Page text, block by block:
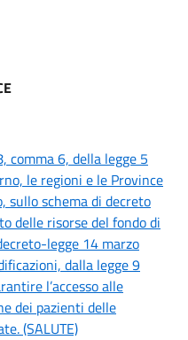
comma 6, della legge 5
le regioni e le Province
sullo schema di decreto
delle risorse del fondo di
legge 14 marzo
dalla legge 9
l’accesso alle
dei pazienti delle
(SALUTE)